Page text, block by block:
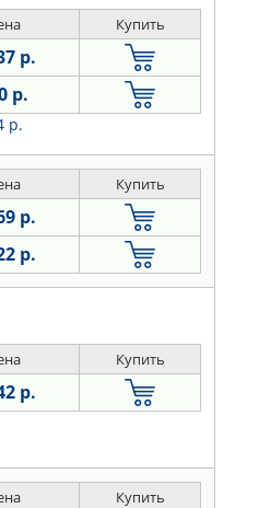
Купить
р.
р.
р.
Купить
р.
р.
Купить
р.
Купить